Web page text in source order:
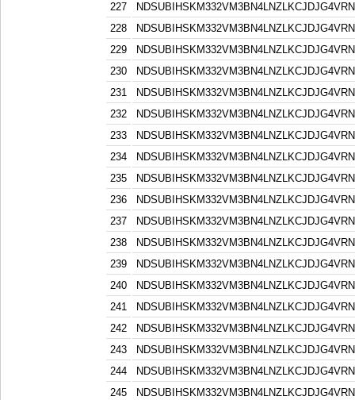
227
228
229
230
231
232
233
234
235
236
237
238
239
240
241
242
243
244
245